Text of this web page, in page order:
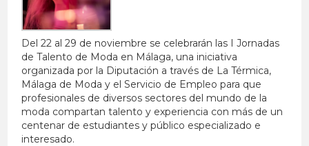
Del 22 al 29 de noviembre se celebrarán las I Jornadas
de Talento de Moda en Málaga, una iniciativa
organizada por la Diputación a través de La Térmica,
Málaga de Moda y el Servicio de Empleo para que
profesionales de diversos sectores del mundo de la
moda compartan talento y experiencia con más de un
centenar de estudiantes y público especializado e
interesado.